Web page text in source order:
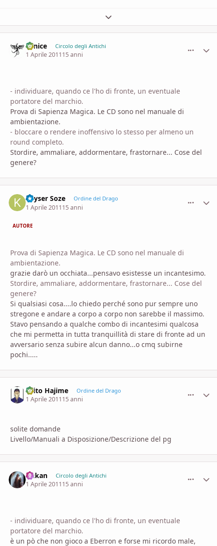
Espandi panoramica del topic
Fenice Circolo degli Antichi
1 Aprile 201115 anni
- individuare, quando ce l'ho di fronte, un eventuale
portatore del marchio.
Prova di Sapienza Magica. Le CD sono nel manuale di
ambientazione.
- bloccare o rendere inoffensivo lo stesso per almeno un
round completo.
Stordire, ammaliare, addormentare, frastornare... Cose del
genere?
Kayser Soze Ordine del Drago
1 Aprile 201115 anni
AUTORE
Prova di Sapienza Magica. Le CD sono nel manuale di
ambientazione.
grazie darò un occhiata...pensavo esistesse un incantesimo.
Stordire, ammaliare, addormentare, frastornare... Cose del
genere?
Si qualsiasi cosa....lo chiedo perché sono pur sempre uno
stregone e andare a corpo a corpo non sarebbe il massimo.
Stavo pensando a qualche combo di incantesimi qualcosa
che mi permetta in tutta tranquillità di stare di fronte ad un
avversario senza subire alcun danno...o cmq subirne
pochi.....
Saito Hajime Ordine del Drago
1 Aprile 201115 anni
solite domande
Livello/Manuali a Disposizione/Descrizione del pg
Ankan Circolo degli Antichi
1 Aprile 201115 anni
- individuare, quando ce l'ho di fronte, un eventuale
portatore del marchio.
è un pò che non gioco a Eberron e forse mi ricordo male,